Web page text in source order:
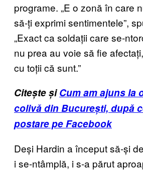
programe. „E o zonă în care
să-ți exprimi sentimentele”,
„Exact ca soldații care se-
nu prea au voie să fie
cu toții că sunt.”
Citește șiCum am ajuns la
colivă din București, după
postare pe Facebook
Deși Hardin a început să-și
i se-ntâmplă, i s-a părut